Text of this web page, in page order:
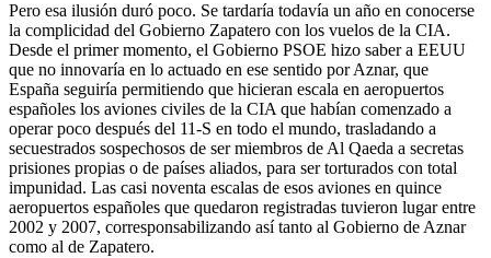
Pero esa ilusión duró poco. Se tardaría todavía un año en conocerse
la complicidad del Gobierno Zapatero con los vuelos de la CIA.
Desde el primer momento, el Gobierno PSOE hizo saber a EEUU
que no innovaría en lo actuado en ese sentido por Aznar, que
España seguiría permitiendo que hicieran escala en aeropuertos
españoles los aviones civiles de la CIA que habían comenzado a
operar poco después del 11-S en todo el mundo, trasladando a
secuestrados sospechosos de ser miembros de Al Qaeda a secretas
prisiones propias o de países aliados, para ser torturados con total
impunidad. Las casi noventa escalas de esos aviones en quince
aeropuertos españoles que quedaron registradas tuvieron lugar entre
2002 y 2007, corresponsabilizando así tanto al Gobierno de Aznar
como al de Zapatero.